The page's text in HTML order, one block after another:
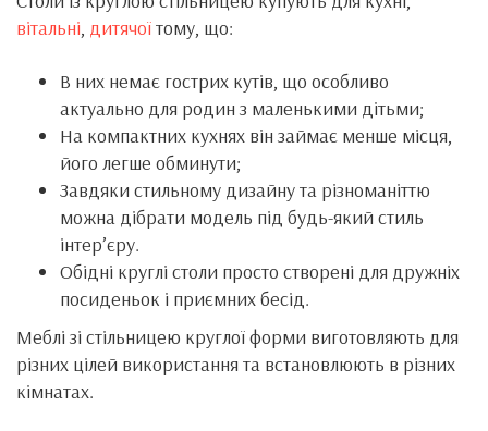
вітальні, дитячоїтому, що:
В них немає гострих кутів, що особливо
актуально для родин з маленькими дітьми;
На компактних кухнях він займає менше місця,
його легше обминути;
Завдяки стильному дизайну та різноманіттю
можна дібрати модель під будь-який стиль
інтер’єру.
Обідні круглі столи просто створені для дружніх
посиденьок і приємних бесід.
Меблі зі стільницею круглої форми виготовляють для
різних цілей використання та встановлюють в різних
кімнатах.